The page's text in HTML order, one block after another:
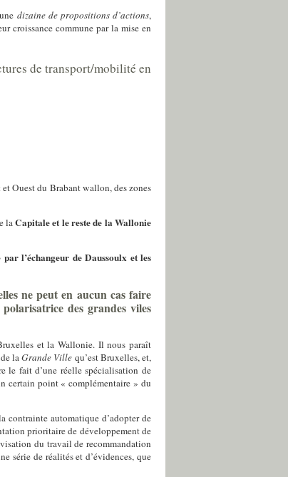
dizaine de propositions d’actions,
croissance commune par la mise en
de transport/mobilité en
Ouest du Brabant wallon, des zones
laCapitale et le reste de la Wallonie
l’échangeur de Daussoulx et les
ne peut en aucun cas faire
des grandes viles
et la Wallonie. Il nous paraît
de laGrande Ville qu’est Bruxelles, et,
le fait d’une réelle spécialisation de
certain point « complémentaire » du
contrainte automatique d’adopter de
prioritaire de développement de
du travail de recommandation
série de réalités et d’évidences,que